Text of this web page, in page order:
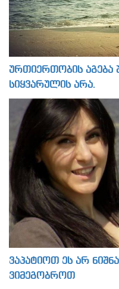
ურთიერთობის აგება
სიყვარულის არა.
ვაპატიოთ ეს არ
ვიმეგობროთ